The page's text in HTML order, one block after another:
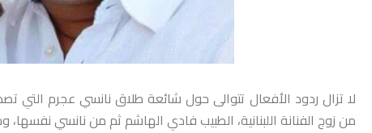
لا تزال ردود الأفعال تتوالى حول شائعة طلاق نانسي عجرم التي
من زوج الفنانة اللبنانية، الطبيب فادي الهاشم ثم من نانسي